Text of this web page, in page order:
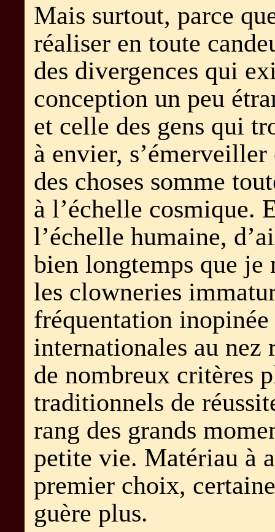
Mais surtout, parce
réaliser en toute
des divergences qui
conception un peu
et celle des gens qui
à envier,
des choses somme
à l’échelle cosmique.
l’échelle humaine,
bien longtemps que je
les clowneries
fréquentation inopinée
internationales au nez
de nombreux critères
traditionnels de
rang des grands
petite vie. Matériau à
premier choix,
guère plus.